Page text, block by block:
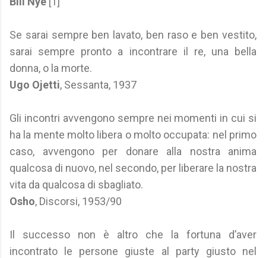
Se sarai sempre ben lavato, ben raso e ben vestito,
sarai sempre pronto a incontrare il re, una bella
donna, o la morte.
Ugo Ojetti, Sessanta, 1937
Gli incontri avvengono sempre nei momenti in cui si
ha la mente molto libera o molto occupata: nel primo
caso, avvengono per donare alla nostra anima
qualcosa di nuovo, nel secondo, per liberare la nostra
vita da qualcosa di sbagliato.
Osho, Discorsi, 1953/90
Il successo non è altro che la fortuna d’aver
incontrato le persone giuste al party giusto nel